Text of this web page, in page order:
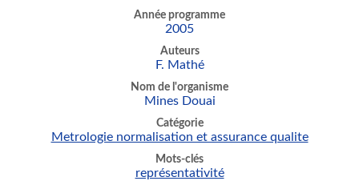
Année programme
2005
Auteurs
F. Mathé
Nom de l'organisme
Mines Douai
Catégorie
Metrologie normalisation et assurance qualite
Mots-clés
représentativité